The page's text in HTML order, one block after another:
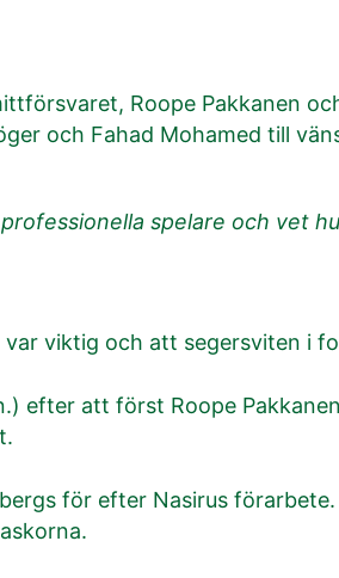
Roope Pakkanen
och Fahad Mohamed till
spelare och vet
var viktig och att segersviten i
efter att först Roope
för efter Nasirus